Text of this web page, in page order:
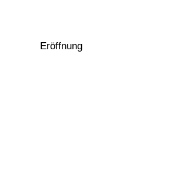
Eröffnung